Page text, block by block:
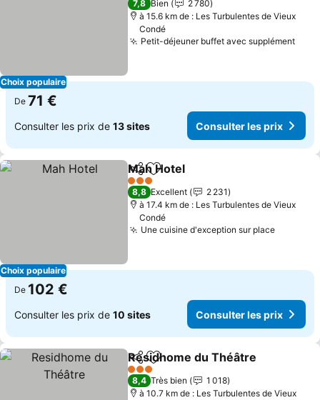
Choix populaire
7,8 Bien
2 780
à 15.6 km de : Les Turbulentes de Vieux
Condé
Petit-déjeuner buffet avec supplément
De 71 €
Consulter les prix de 13 sites Consulter les prix
Choix populaire
PartagerAjouter à mes favoris
Mah Hotel
3 Étoiles
8,8 Excellent
2 231
à 17.4 km de : Les Turbulentes de Vieux
Condé
Une cuisine d'exception sur place
De 102 €
Consulter les prix de 10 sites Consulter les prix
PartagerAjouter à mes favoris
Residhome du Théâtre
3 Étoiles
8,4 Très bien
1 018
à 10.7 km de : Les Turbulentes de Vieux